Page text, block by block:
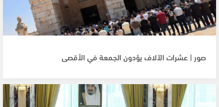
صور | عشرات الآلاف يؤدون الجمعة في الأقصى